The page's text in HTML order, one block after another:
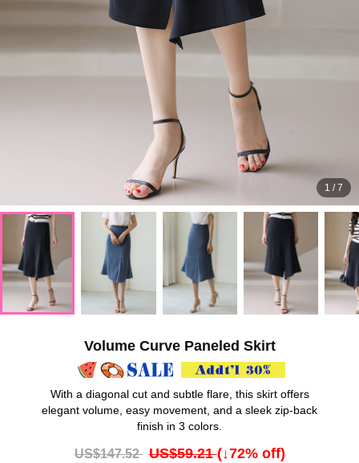
1 /7
Volume Curve Paneled Skirt
With a diagonal cut and subtle flare, this skirt offers
elegant volume, easy movement, and a sleek zip-back
finish in 3 colors.
US$147.52 US$59.21(↓72% off)